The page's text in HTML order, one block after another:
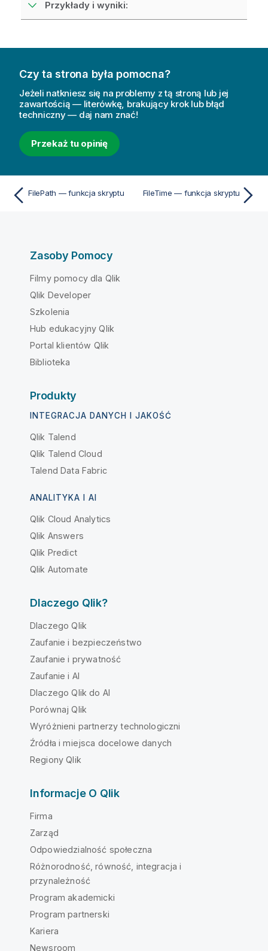
Przykłady i wyniki:
Czy ta strona była pomocna?
Jeżeli natkniesz się na problemy z tą stroną lub jej
zawartością — literówkę, brakujący krok lub błąd
techniczny — daj nam znać!
Przekaż tu opinię
FilePath — funkcja skryptu FileTime — funkcja skryptu
Zasoby Pomocy
Filmy pomocy dla Qlik
Qlik Developer
Szkolenia
Hub edukacyjny Qlik
Portal klientów Qlik
Biblioteka
Produkty
INTEGRACJA DANYCH I JAKOŚĆ
Qlik Talend
Qlik Talend Cloud
Talend Data Fabric
ANALITYKA I AI
Qlik Cloud Analytics
Qlik Answers
Qlik Predict
Qlik Automate
Dlaczego Qlik?
Dlaczego Qlik
Zaufanie i bezpieczeństwo
Zaufanie i prywatność
Zaufanie i AI
Dlaczego Qlik do AI
Porównaj Qlik
Wyróżnieni partnerzy technologiczni
Źródła i miejsca docelowe danych
Regiony Qlik
Informacje O Qlik
Firma
Zarząd
Odpowiedzialność społeczna
Różnorodność, równość, integracja i
przynależność
Program akademicki
Program partnerski
Kariera
Newsroom